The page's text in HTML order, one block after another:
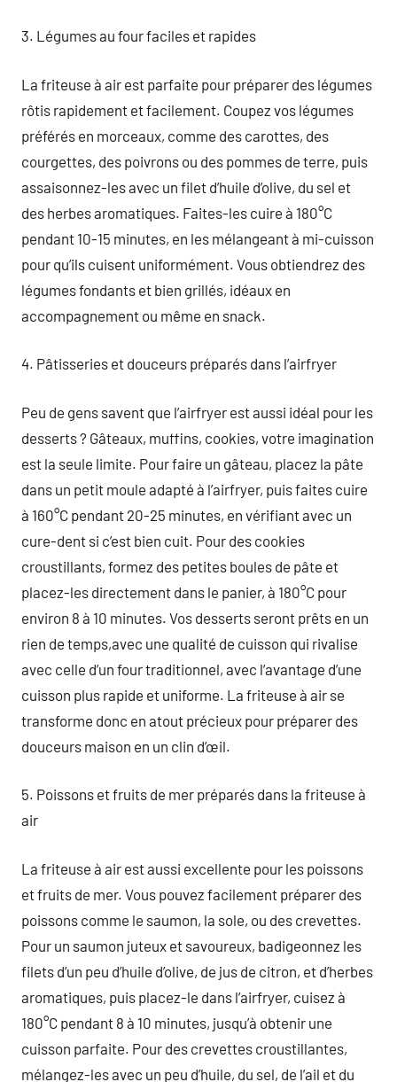
3. Légumes au four faciles et rapides
La friteuse à air est parfaite pour préparer des légumes
rôtis rapidement et facilement. Coupez vos légumes
préférés en morceaux, comme des carottes, des
courgettes, des poivrons ou des pommes de terre, puis
assaisonnez-les avec un filet d’huile d’olive, du sel et
des herbes aromatiques. Faites-les cuire à 180°C
pendant 10-15 minutes, en les mélangeant à mi-cuisson
pour qu’ils cuisent uniformément. Vous obtiendrez des
légumes fondants et bien grillés, idéaux en
accompagnement ou même en snack.
4. Pâtisseries et douceurs préparés dans l’airfryer
Peu de gens savent que l’airfryer est aussi idéal pour les
desserts ? Gâteaux, muffins, cookies, votre imagination
est la seule limite. Pour faire un gâteau, placez la pâte
dans un petit moule adapté à l’airfryer, puis faites cuire
à 160°C pendant 20-25 minutes, en vérifiant avec un
cure-dent si c’est bien cuit. Pour des cookies
croustillants, formez des petites boules de pâte et
placez-les directement dans le panier, à 180°C pour
environ 8 à 10 minutes. Vos desserts seront prêts en un
rien de temps,avec une qualité de cuisson qui rivalise
avec celle d’un four traditionnel, avec l’avantage d’une
cuisson plus rapide et uniforme. La friteuse à air se
transforme donc en atout précieux pour préparer des
douceurs maison en un clin d’œil.
5. Poissons et fruits de mer préparés dans la friteuse à
air
La friteuse à air est aussi excellente pour les poissons
et fruits de mer. Vous pouvez facilement préparer des
poissons comme le saumon, la sole, ou des crevettes.
Pour un saumon juteux et savoureux, badigeonnez les
filets d’un peu d’huile d’olive, de jus de citron, et d’herbes
aromatiques, puis placez-le dans l’airfryer, cuisez à
180°C pendant 8 à 10 minutes, jusqu’à obtenir une
cuisson parfaite. Pour des crevettes croustillantes,
mélangez-les avec un peu d’huile, du sel, de l’ail et du